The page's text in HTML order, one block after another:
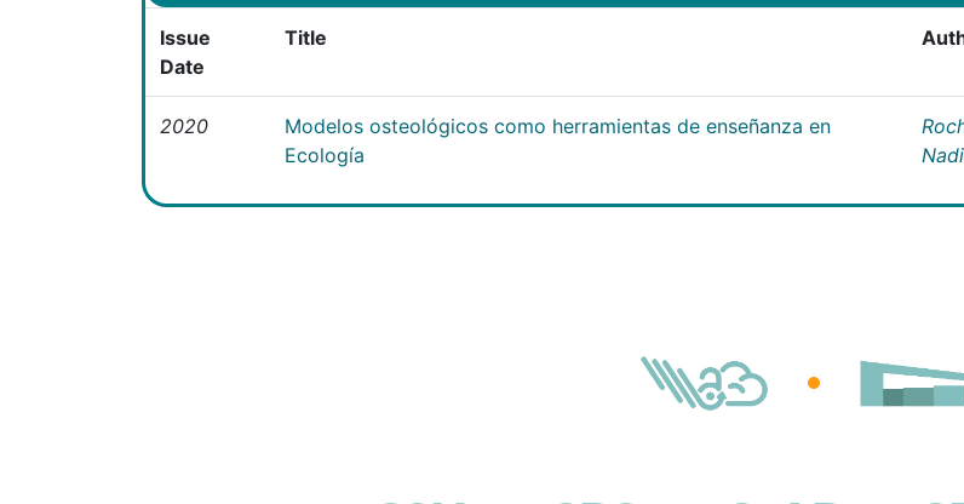
Issue
Date
Title
2020
Modelos osteológicos como herramientas de enseñanza en
Ecología